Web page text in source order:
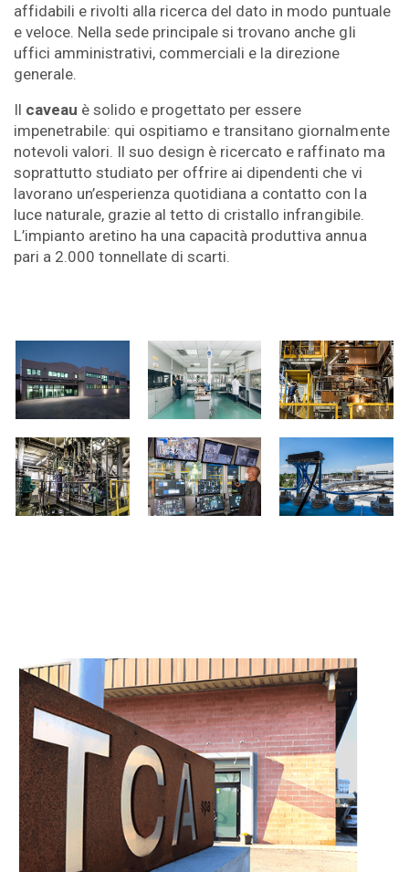
affidabili e rivolti alla ricerca del dato in modo puntuale
e veloce. Nella sede principale si trovano anche gli
uffici amministrativi, commerciali e la direzione
generale.
Il caveau è solido e progettato per essere
impenetrabile: qui ospitiamo e transitano giornalmente
notevoli valori. Il suo design è ricercato e raffinato ma
soprattutto studiato per offrire ai dipendenti che vi
lavorano un’esperienza quotidiana a contatto con la
luce naturale, grazie al tetto di cristallo infrangibile.
L’impianto aretino ha una capacità produttiva annua
pari a 2.000 tonnellate di scarti.